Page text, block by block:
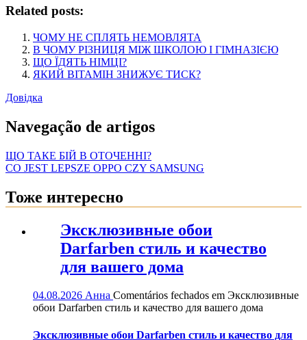
Related posts:
ЧОМУ НЕ СПЛЯТЬ НЕМОВЛЯТА
В ЧОМУ РІЗНИЦЯ МІЖ ШКОЛОЮ І ГІМНАЗІЄЮ
ЩО ЇДЯТЬ НІМЦІ?
ЯКИЙ ВІТАМІН ЗНИЖУЄ ТИСК?
Довідка
Navegação de artigos
ЩО ТАКЕ БІЙ В ОТОЧЕННІ?
CO JEST LEPSZE OPPO CZY SAMSUNG
Тоже интересно
Эксклюзивные обои
Darfarben стиль и качество
для вашего дома
04.08.2026 Анна Comentários fechados em Эксклюзивные
обои Darfarben стиль и качество для вашего дома
Эксклюзивные обои Darfarben стиль и качество для